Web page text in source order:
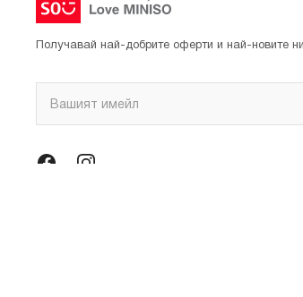
Получавай най-добрите оферти и най-новите